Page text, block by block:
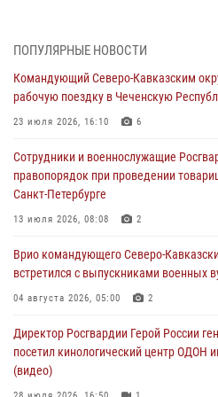
второй годовщине вторжения ВСУ на
06 августа 2026, 11:56
угрожавшего подростку
06 августа 2026, 11:33
В Зауралье при содействии СОБР
06 августа 2026, 11:27
В Москве росгвардейцы задержали
06 августа 2026, 11:20 1
ПОПУЛЯРНЫЕ НОВОСТИ
Командующий Северо-Кавказским
рабочую поездку в Чеченскую
23 июля 2026, 16:10 6
Сотрудники и военнослужащие
правопорядок при проведении
Санкт-Петербурге
13 июля 2026, 08:08 2
Врио командующего Северо-
встретился с выпускниками военных
04 августа 2026, 05:00 2
Директор Росгвардии Герой России
посетил кинологический центр ОДОН
(видео)